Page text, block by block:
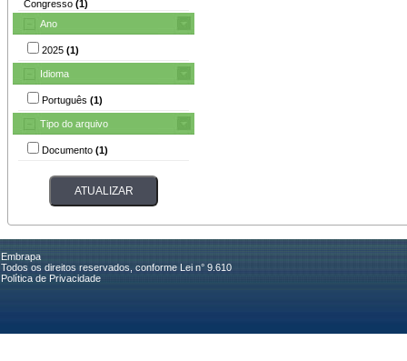
Congresso (1)
Ano
2025 (1)
Idioma
Português (1)
Tipo do arquivo
Documento (1)
Embrapa
Todos os direitos reservados, conforme Lei n° 9.610
Política de Privacidade